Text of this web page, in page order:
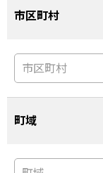
市区町村
町域